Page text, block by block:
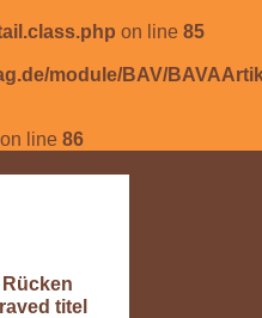
on line 85
module/BAV/
on line 86
titel